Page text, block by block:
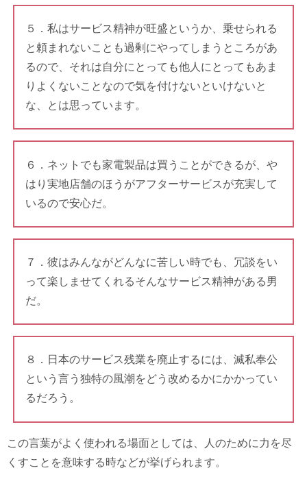
５．私はサービス精神が旺盛というか、乗せられる
と頼まれないことも過剰にやってしまうところがあ
るので、それは自分にとっても他人にとってもあま
りよくないことなので気を付けないといけないと
な、とは思っています。
６．ネットでも家電製品は買うことができるが、や
はり実地店舗のほうがアフターサービスが充実して
いるので安心だ。
７．彼はみんながどんなに苦しい時でも、冗談をい
って楽しませてくれるそんなサービス精神がある男
だ。
８．日本のサービス残業を廃止するには、滅私奉公
という言う独特の風潮をどう改めるかにかかってい
るだろう。
この言葉がよく使われる場面としては、人のために力を尽
くすことを意味する時などが挙げられます。